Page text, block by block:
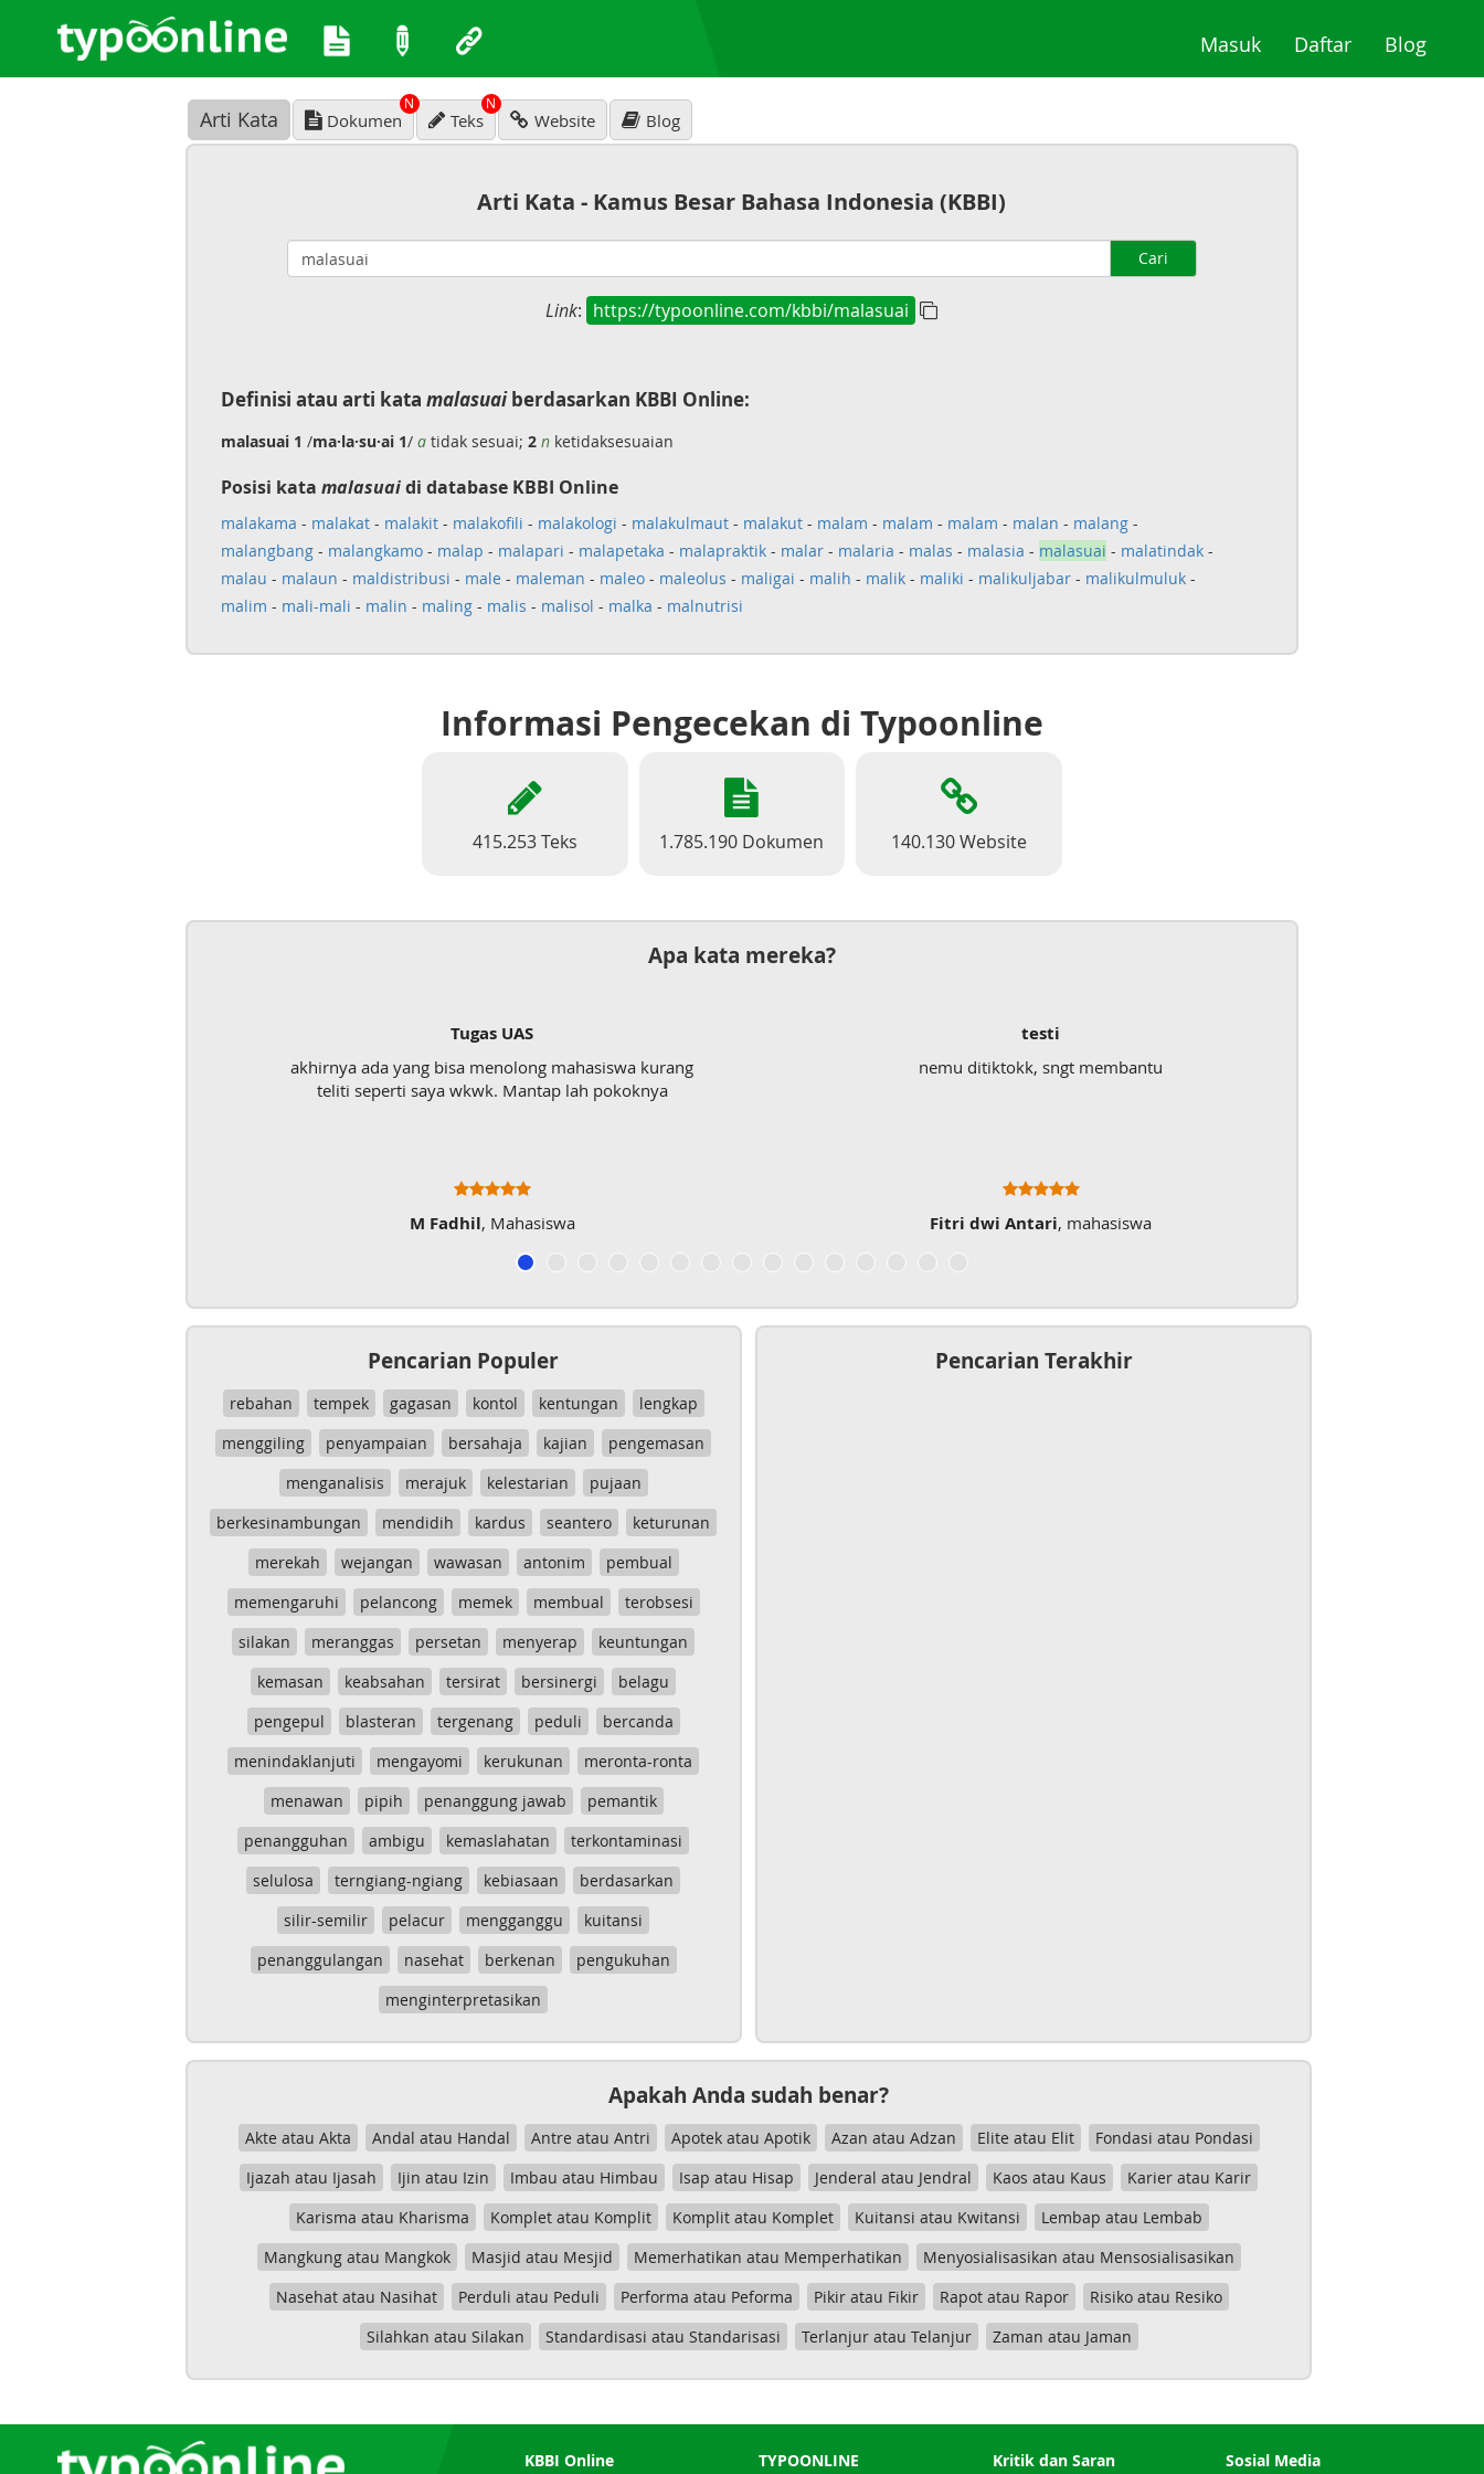
Masuk(current)
Daftar(current)
Blog
Arti Kata Dokumen
N
Teks
N
Website Blog
Arti Kata - Kamus Besar Bahasa Indonesia (KBBI)
Cari
Link: https://typoonline.com/kbbi/malasuai
Definisi atau arti kata malasuaiberdasarkan KBBI Online:
malasuai 1 /ma·la·su·ai 1/ atidak sesuai; 2 nketidaksesuaian
Posisi kata malasuaidi database KBBI Online
malakama - malakat- malakit- malakofili - malakologi - malakulmaut- malakut- malam - malam - malam - malan - malang-
malangbang- malangkamo- malap - malapari - malapetaka - malapraktik- malar- malaria - malas - malasia - malasuai - malatindak-
malau - malaun - maldistribusi - male - maleman - maleo- maleolus - maligai - malih - malik- maliki - malikuljabar- malikulmuluk-
malim - mali-mali - malin - maling- malis - malisol - malka - malnutrisi
Informasi Pengecekan di Typoonline
415.253 Teks 1.785.190 Dokumen 140.130 Website
Apa kata mereka?
Tugas UAS
akhirnya ada yang bisa menolong mahasiswa kurang
teliti seperti saya wkwk. Mantap lah pokoknya
M Fadhil, Mahasiswa
testi
nemu ditiktokk, sngt membantu
Fitri dwi Antari, mahasiswa
Pencarian Populer
rebahan tempek gagasan kontol kentungan
lengkap
menggiling
penyampaian bersahaja kajian
pengemasan
menganalisis
merajuk kelestarian
pujaan
berkesinambungan
mendidih kardus seantero
keturunan
merekah
wejangan wawasan antonim
pembual
memengaruhi
pelancong memek membual
terobsesi
silakan
meranggas persetan menyerap
keuntungan
kemasan
keabsahan tersirat bersinergi
belagu
pengepul
blasteran tergenang peduli
bercanda
menindaklanjuti
mengayomi kerukunan
meronta-ronta
menawan
pipih penanggung jawab
pemantik
penangguhan
ambigu kemaslahatan
terkontaminasi
selulosa
terngiang-ngiang kebiasaan
berdasarkan
silir-semilir
pelacur mengganggu
kuitansi
penanggulangan
nasehat berkenan
pengukuhan
menginterpretasikan
Pencarian Terakhir
Apakah Anda sudah benar?
Akte atau Akta Andal atau Handal Antre atau Antri Apotek atau Apotik Azan atau Adzan Elite atau Elit
Fondasi atau Pondasi
Ijazah atau Ijasah
Ijin atau Izin Imbau atau Himbau Isap atau Hisap Jenderal atau Jendral Kaos atau Kaus
Karier atau Karir
Karisma atau Kharisma
Komplet atau Komplit Komplit atau Komplet Kuitansi atau Kwitansi
Lembap atau Lembab
Mangkung atau Mangkok
Masjid atau Mesjid Memerhatikan atau Memperhatikan
Menyosialisasikan atau Mensosialisasikan
Nasehat atau Nasihat
Perduli atau Peduli Performa atau Peforma Pikir atau Fikir Rapot atau Rapor
Risiko atau Resiko
Silahkan atau Silakan
Standardisasi atau Standarisasi Terlanjur atau Telanjur Zaman atau Jaman
KBBI Online TYPOONLINE Kritik dan Saran Sosial Media